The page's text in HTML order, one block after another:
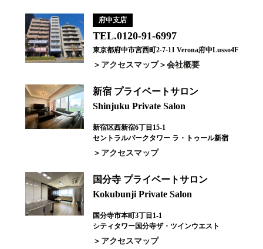
府中支店
TEL.0120-91-6997
東京都府中市宮西町2-7-11 Verona府中Lusso4F
アクセスマップ 会社概要
新宿 プライベートサロン
Shinjuku Private Salon
新宿区西新宿6丁目15-1
セントラルパークタワー ラ・トゥール新宿
アクセスマップ
国分寺 プライベートサロン
Kokubunji Private Salon
国分寺市本町3丁目1-1
シティタワー国分寺ザ・ツインウエスト
アクセスマップ